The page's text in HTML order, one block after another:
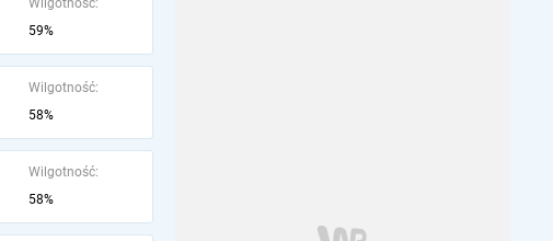
Wilgotność:
59%
Wilgotność:
58%
Wilgotność:
58%